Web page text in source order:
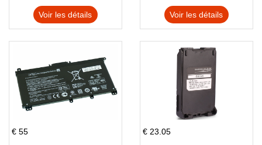
Voir les détails
HSTNN-LB8S M01118-421
M01144-005 13-BB 14-DV
Voir les détails
€ 55
€ 23.05